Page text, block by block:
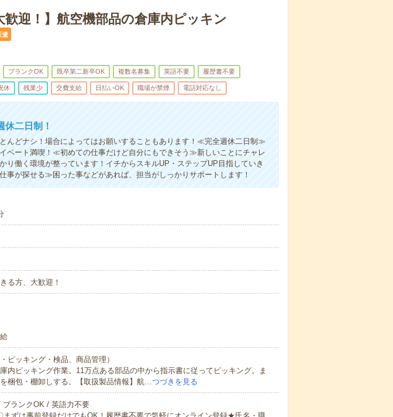
歓迎！】航空機部品の倉庫内ピッキン
遣
ブランクOK 既卒第二新卒OK 複数名募集 英語不要 履歴書不要
休 残業少 交費支給 日払いOK 職場が禁煙 電話対応なし
休二日制！
んどナシ！場合によってはお願いすることもあります！≪完全週休二日制≫
ベート満喫！≪初めての仕事だけど自分にもできそう≫新しいことにチャレ
り働く環境が整っています！イチからスキルUP・ステップUP目指していき
事が探せる≫困った事などがあれば、担当がしっかりサポートします！
る方、大歓迎！
ピッキング・検品、商品管理）
内ピッキング作業。11万点ある部品の中から指示書に従ってピッキング。ま
梱包・棚卸しする。【取扱製品情報】航…つづきを見る
ブランクOK / 英語力不要